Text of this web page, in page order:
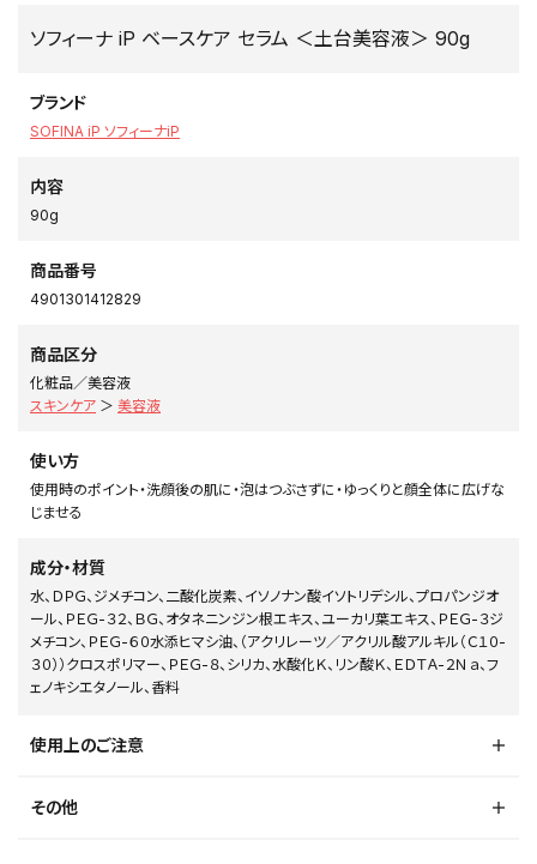
ソフィーナ iP ベースケア セラム ＜土台美容液＞ 90g
ブランド
SOFINA iP ソフィーナiP
内容
90g
商品番号
4901301412829
商品区分
化粧品／美容液
スキンケア ＞ 美容液
使い方
使用時のポイント・洗顔後の肌に・泡はつぶさずに・ゆっくりと顔全体に広げな
じませる
成分・材質
水、ＤＰＧ、ジメチコン、二酸化炭素、イソノナン酸イソトリデシル、プロパンジオ
ール、ＰＥＧ-３２、ＢＧ、オタネニンジン根エキス、ユーカリ葉エキス、ＰＥＧ-３ジ
メチコン、ＰＥＧ-６０水添ヒマシ油、（アクリレーツ／アクリル酸アルキル（Ｃ１０-
３０））クロスポリマー、ＰＥＧ-８、シリカ、水酸化Ｋ、リン酸Ｋ、ＥＤＴＡ-２Ｎａ、フ
ェノキシエタノール、香料
使用上のご注意
その他